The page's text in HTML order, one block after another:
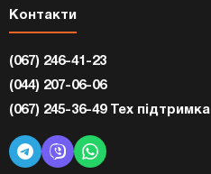
Контакти
(067) 246-41-23
(044) 207-06-06
(067) 245-36-49 Тех підтримка